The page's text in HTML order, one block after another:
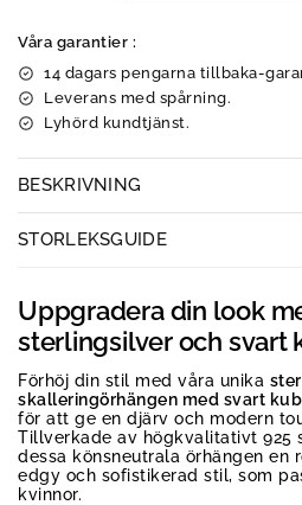
Våra garantier :
14 dagars pengarna tillbaka-
Leverans med spårning.
Lyhörd kundtjänst.
BESKRIVNING
STORLEKSGUIDE
Uppgradera din look
sterlingsilver och svart
Förhöj din stil med våra unika
skalleringörhängen med svart
för att ge en djärv och modern
Tillverkade av högkvalitativt 925
dessa könsneutrala örhängen en
edgy och sofistikerad stil, som
kvinnor.